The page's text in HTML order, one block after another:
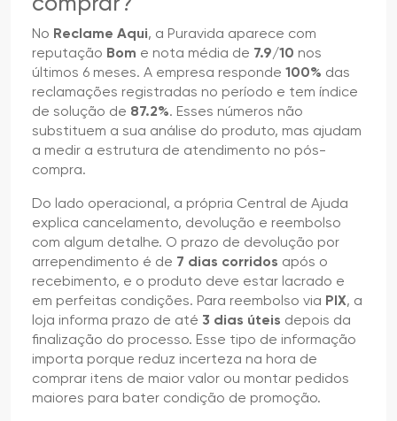
No Reclame Aqui, a Puravida aparece com
reputação Bom e nota média de 7.9/10 nos
últimos 6 meses. A empresa responde 100% das
reclamações registradas no período e tem índice
de solução de 87.2%. Esses números não
substituem a sua análise do produto, mas ajudam
a medir a estrutura de atendimento no pós-
compra.
Do lado operacional, a própria Central de Ajuda
explica cancelamento, devolução e reembolso
com algum detalhe. O prazo de devolução por
arrependimento é de 7 dias corridos após o
recebimento, e o produto deve estar lacrado e
em perfeitas condições. Para reembolso via PIX, a
loja informa prazo de até 3 dias úteis depois da
finalização do processo. Esse tipo de informação
importa porque reduz incerteza na hora de
comprar itens de maior valor ou montar pedidos
maiores para bater condição de promoção.